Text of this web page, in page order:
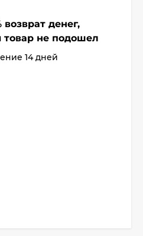
возврат денег,
товар не подошел
14 дней